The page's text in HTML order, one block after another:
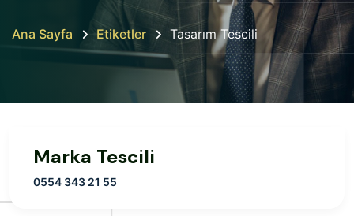
Ana Sayfa Etiketler Tasarım Tescili
Marka Tescili
0554 343 21 55